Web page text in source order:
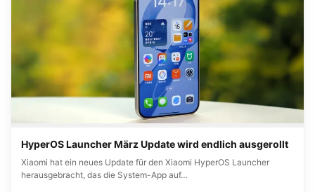
HyperOS Launcher März Update wird endlich ausgerollt
Xiaomi hat ein neues Update für den Xiaomi HyperOS Launcher
herausgebracht, das die System-App auf…